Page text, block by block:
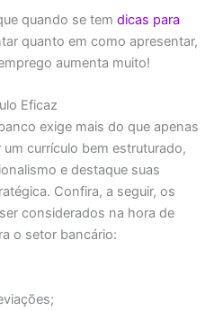
quando se tem dicas para
quanto em como apresentar,
aumenta muito!
Eficaz
exige mais do que apenas
currículo bem estruturado,
e destaque suas
Confira, a seguir, os
considerados na hora de
o setor bancário: